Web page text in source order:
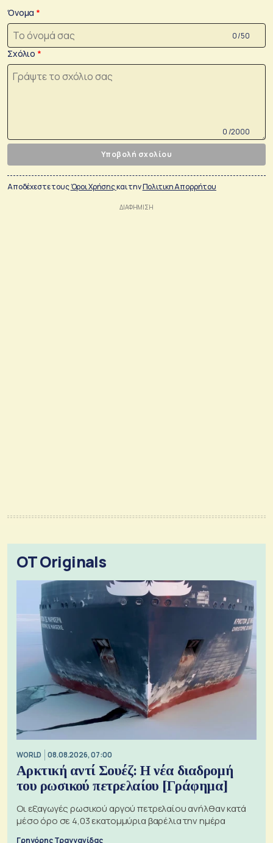
Όνομα
0 /50
Σχόλιο
0 /2000
Υποβολή σχολίου
Αποδέχεστε τουςΌροι Χρήσηςκαι τηνΠολιτικη Απορρήτου
OT Originals
WORLD 08.08.2026, 07:00
Αρκτική αντί Σουέζ: Η νέα διαδρομή
του ρωσικού πετρελαίου [Γράφημα]
Οι εξαγωγές ρωσικού αργού πετρελαίου ανήλθαν κατά
μέσο όρο σε 4,03 εκατομμύρια βαρέλια την ημέρα
Γρηγόρης Τραγγανίδας